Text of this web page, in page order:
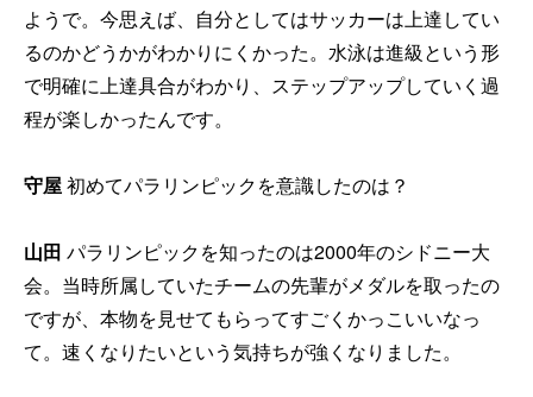
ようで。今思えば、自分としてはサッカーは上達してい
るのかどうかがわかりにくかった。水泳は進級という形
で明確に上達具合がわかり、ステップアップしていく過
程が楽しかったんです。
守屋初めてパラリンピックを意識したのは？
山田 パラリンピックを知ったのは2000年のシドニー大
会。当時所属していたチームの先輩がメダルを取ったの
ですが、本物を見せてもらってすごくかっこいいなっ
て。速くなりたいという気持ちが強くなりました。